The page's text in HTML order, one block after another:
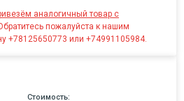
аналогичный товар с
пожалуйста к нашим
+78125650773 или +74991105984.
Стоимость: